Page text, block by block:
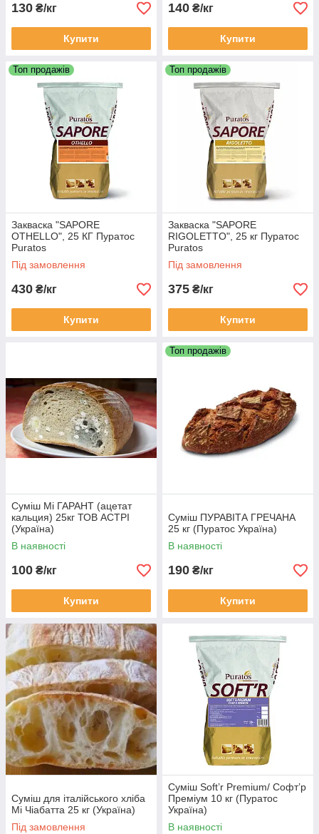
130 ₴/кг
Купити
140 ₴/кг
Купити
Топ продажів
Закваска "SAPORE
OTHELLO", 25 КГ Пуратос
Puratos
Під замовлення
430 ₴/кг
Купити
Топ продажів
Закваска "SAPORE
RIGOLETTO", 25 кг Пуратос
Puratos
Під замовлення
375 ₴/кг
Купити
Суміш Мі ГАРАНТ (ацетат
кальция) 25кг ТОВ АСТРІ
(Україна)
В наявності
100 ₴/кг
Купити
Топ продажів
Суміш ПУРАВІТА ГРЕЧАНА
25 кг (Пуратос Україна)
В наявності
190 ₴/кг
Купити
Суміш для італійського хліба
Мі Чіабатта 25 кг (Україна)
Під замовлення
Суміш Soft’r Premium/ Cофт’р
Преміум 10 кг (Пуратос
Україна)
В наявності